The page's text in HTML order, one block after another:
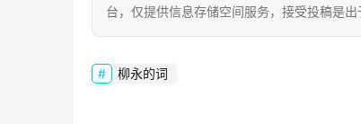
台，仅提供信息存储空间服务，接受投稿是
柳永的词